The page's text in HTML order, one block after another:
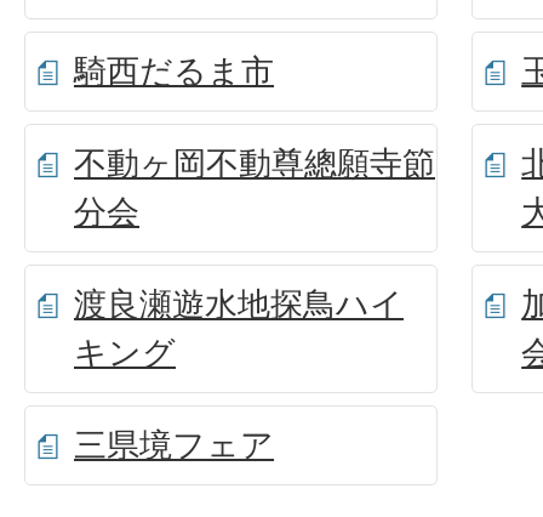
騎西だるま市
不動ヶ岡不動尊總願寺節
分会
渡良瀬遊水地探鳥ハイ
キング
三県境フェア